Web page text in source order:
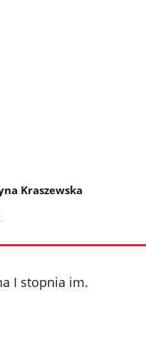
Kraszewska
I stopnia im.